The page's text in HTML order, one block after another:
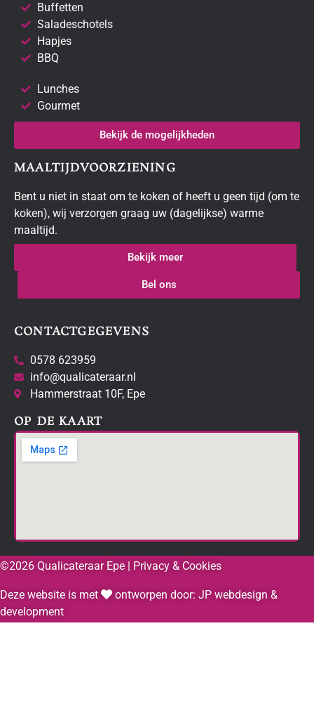
Buffetten
Saladeschotels
Hapjes
BBQ
Lunches
Gourmet
Bekijk de mogelijkheden
MAALTIJDVOORZIENING
Bent u niet in staat om te koken of heeft u geen tijd (om te
koken), wij verzorgen graag uw (dagelijkse) warme
maaltijd.
Bekijk meer
Bel ons
CONTACTGEGEVENS
0578 623959
info@qualicateraar.nl
Hammerstraat 10F, Epe
OP DE KAART
©2026 Qualicateraar Epe | Privacy & Cookies
Deze website is met ontworpen door: JP webdesign &
development